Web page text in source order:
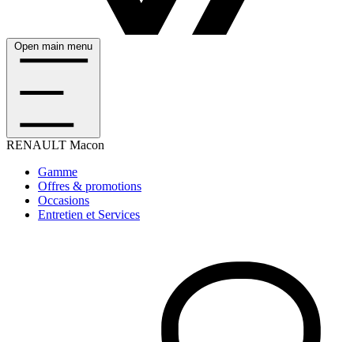
Open main menu
RENAULT Macon
Gamme
Offres & promotions
Occasions
Entretien et Services